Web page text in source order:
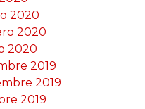
2020
2020
2020
2019
2019
2019